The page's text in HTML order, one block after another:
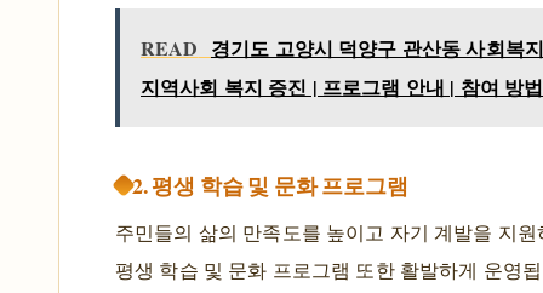
READ 경기도 고양시 덕양구 관산동 사회복
지역사회 복지 증진 | 프로그램 안내 | 참여 방법
2. 평생 학습 및 문화 프로그램
주민들의 삶의 만족도를 높이고 자기 계발을 지
평생 학습 및 문화 프로그램 또한 활발하게 운영